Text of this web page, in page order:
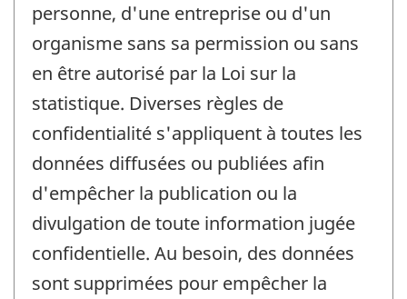
personne, d'une entreprise ou d'un
organisme sans sa permission ou sans
en être autorisé par la Loi sur la
statistique. Diverses règles de
confidentialité s'appliquent à toutes les
données diffusées ou publiées afin
d'empêcher la publication ou la
divulgation de toute information jugée
confidentielle. Au besoin, des données
sont supprimées pour empêcher la